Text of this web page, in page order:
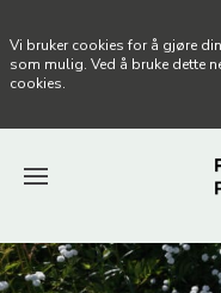
FORSIDEN
Vi bruker cookies for å gjøre
som mulig. Ved å bruke dette
cookies.